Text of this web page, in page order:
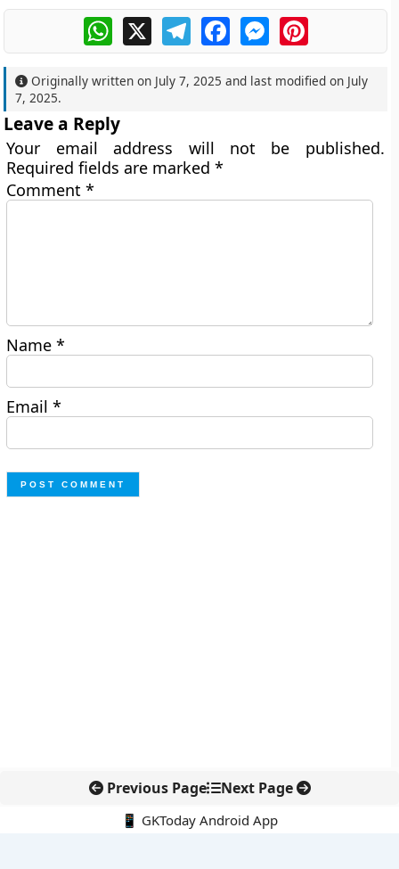
WhatsApp
X TelegramFacebookMessengerPinterest
Originally written on July 7, 2025 and last modified on July
7, 2025.
Leave a Reply
Your email address will not be published.
Required fields are marked*
Comment*
Name*
Email*
Previous Page Next Page
📱 GKToday Android App